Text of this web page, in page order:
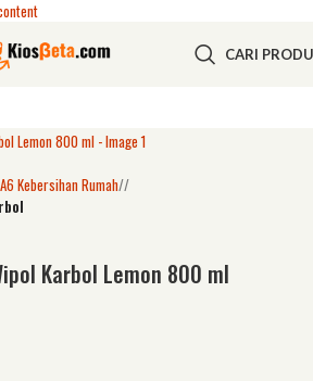
CARI
A6 Kebersihan Rumah/
Karbol Lemon 800 ml